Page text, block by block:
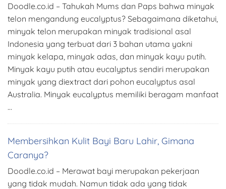
Doodle.co.id – Tahukah Mums dan Paps bahwa minyak
telon mengandung eucalyptus? Sebagaimana diketahui,
minyak telon merupakan minyak tradisional asal
Indonesia yang terbuat dari 3 bahan utama yakni
minyak kelapa, minyak adas, dan minyak kayu putih.
Minyak kayu putih atau eucalyptus sendiri merupakan
minyak yang diextract dari pohon eucalyptus asal
Australia. Minyak eucalyptus memiliki beragam manfaat
…
Membersihkan Kulit Bayi Baru Lahir, Gimana
Caranya?
Doodle.co.id – Merawat bayi merupakan pekerjaan
yang tidak mudah. Namun tidak ada yang tidak